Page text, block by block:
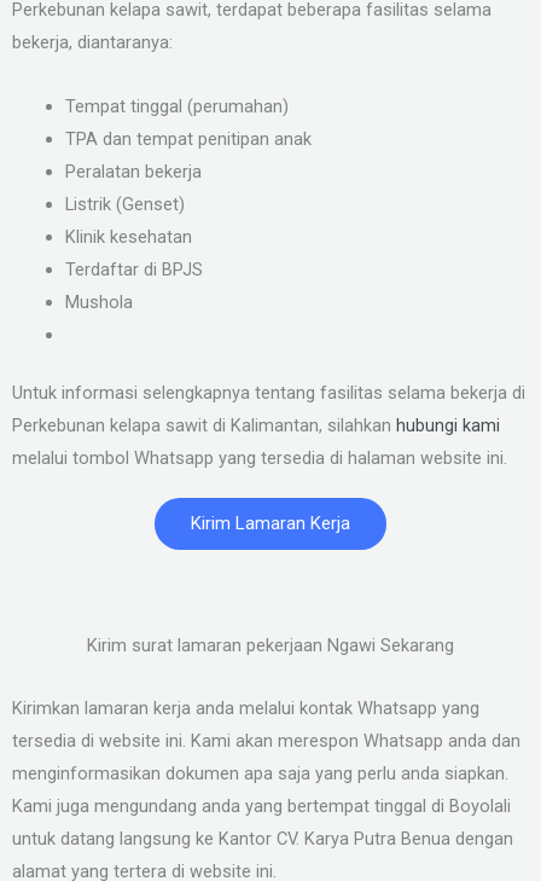
Perkebunan kelapa sawit, terdapat beberapa fasilitas selama
bekerja, diantaranya:
Tempat tinggal (perumahan)
TPA dan tempat penitipan anak
Peralatan bekerja
Listrik (Genset)
Klinik kesehatan
Terdaftar di BPJS
Mushola
Untuk informasi selengkapnya tentang fasilitas selama bekerja di
Perkebunan kelapa sawit di Kalimantan, silahkan hubungi kami
melalui tombol Whatsapp yang tersedia di halaman website ini.
Kirim Lamaran Kerja
Kirim surat lamaran pekerjaan Ngawi Sekarang
Kirimkan lamaran kerja anda melalui kontak Whatsapp yang
tersedia di website ini. Kami akan merespon Whatsapp anda dan
menginformasikan dokumen apa saja yang perlu anda siapkan.
Kami juga mengundang anda yang bertempat tinggal di Boyolali
untuk datang langsung ke Kantor CV. Karya Putra Benua dengan
alamat yang tertera di website ini.